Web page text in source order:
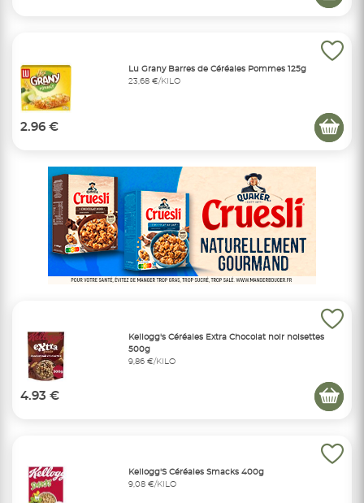
Lu Grany Barres de Céréales Pommes 125g
23,68 €/KILO
2.96 €
Kellogg's Céréales Extra Chocolat noir noisettes
500g
9,86 €/KILO
4.93 €
Kellogg'S Céréales Smacks 400g
9,08 €/KILO